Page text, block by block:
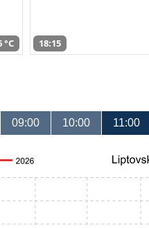
°C 18:15
09:00 10:00 11:00